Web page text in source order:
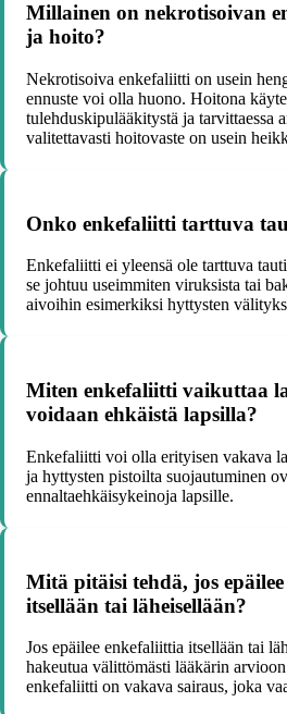
Millainen on nekrotisoivan
ja hoito?
Nekrotisoiva enkefaliitti on usein
ennuste voi olla huono. Hoitona
tulehduskipulääkitystä ja tarvittaessa
valitettavasti hoitovaste on usein
Onko enkefaliitti tarttuva
Enkefaliitti ei yleensä ole tarttuva
se johtuu useimmiten viruksista tai
aivoihin esimerkiksi hyttysten
Miten enkefaliitti vaikuttaa
voidaan ehkäistä lapsilla?
Enkefaliitti voi olla erityisen vakava
ja hyttysten pistoilta suojautuminen
ennaltaehkäisykeinoja lapsille.
Mitä pitäisi tehdä, jos
itsellään tai läheisellään?
Jos epäilee enkefaliittia itsellään tai
hakeutua välittömästi lääkärin
enkefaliitti on vakava sairaus, joka